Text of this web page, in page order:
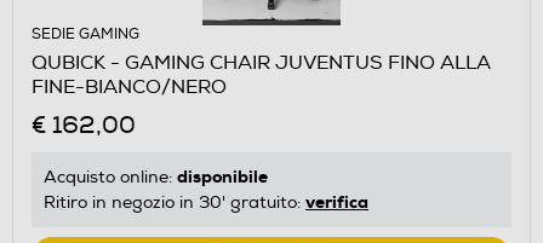
SEDIE GAMING
QUBICK - GAMING CHAIR JUVENTUS FINO ALLA
FINE-BIANCO/NERO
€ 162,00
Acquisto online: disponibile
Ritiro in negozio in 30' gratuito: verifica